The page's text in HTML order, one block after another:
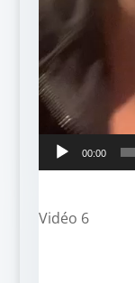
00:00
Vidéo 6